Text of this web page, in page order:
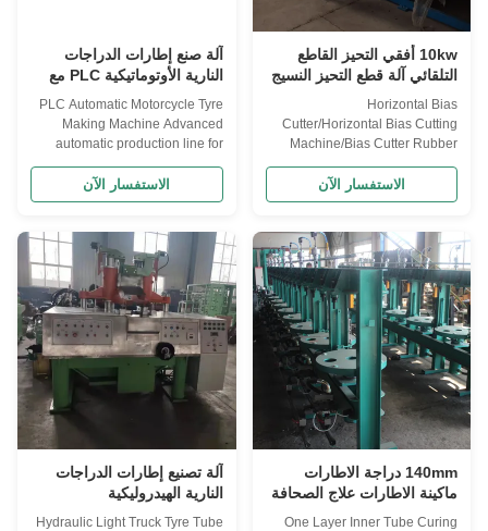
10kw أفقي التحيز القاطع
التلقائي آلة قطع التحيز النسيج
Horizontal Bias
Cutter/Horizontal Bias Cutting
Machine/Bias Cutter Rubber
Cutting Machine Applicant Cut
the rubber coated cord, canvas,
specific width and angle. After
cut, the canvas(curtain) fabric is
turn up after connection by
hand...
الاستفسار الآن
آلة صنع إطارات الدراجات
النارية الأوتوماتيكية PLC مع
محرك سيرفو وضمان لمدة
عامين
PLC Automatic Motorcycle Tyre
Making Machine Advanced
automatic production line for
manufacturing with PLC control
system. Product Overview This
tube production line features
precision servo motor control
and comprehensive automation
for ...
الاستفسار الآن
140mm دراجة الاطارات
ماكينة الاطارات علاج الصحافة
لعربة دراجة نارية
One Layer Inner Tube Curing
آلة تصنيع إطارات الدراجات
النارية الهيدروليكية
Hydraulic Light Truck Tyre Tube